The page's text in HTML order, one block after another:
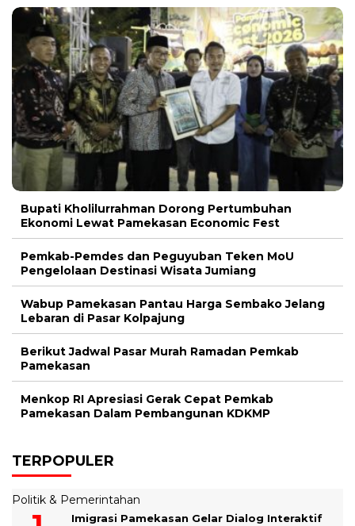
Bupati Kholilurrahman Dorong Pertumbuhan
Ekonomi Lewat Pamekasan Economic Fest
Pemkab-Pemdes dan Peguyuban Teken MoU
Pengelolaan Destinasi Wisata Jumiang
Wabup Pamekasan Pantau Harga Sembako Jelang
Lebaran di Pasar Kolpajung
Berikut Jadwal Pasar Murah Ramadan Pemkab
Pamekasan
Menkop RI Apresiasi Gerak Cepat Pemkab
Pamekasan Dalam Pembangunan KDKMP
TERPOPULER
Politik & Pemerintahan
Imigrasi Pamekasan Gelar Dialog Interaktif